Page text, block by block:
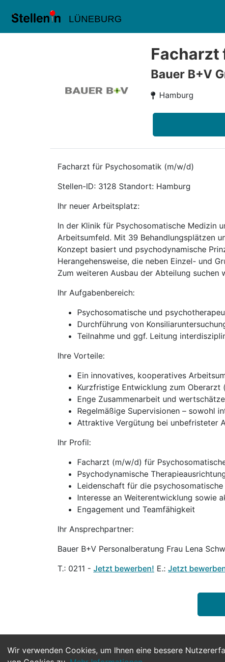
LÜNEBURG
Wir verwenden Cookies, um Ihnen eine bessere
Facharzt
Bauer B+V
Hamburg
Facharzt für Psychosomatik (m/w/d)
Stellen-ID: 3128 Standort: Hamburg
Ihr neuer Arbeitsplatz:
In der Klinik für Psychosomatische Medizin
Arbeitsumfeld. Mit 39 Behandlungsplätzen
Konzept basiert und psychodynamische
Herangehensweise, die neben Einzel- und
Zum weiteren Ausbau der Abteilung
Ihr Aufgabenbereich:
Psychosomatische und
Durchführung von
Teilnahme und ggf. Leitung
Ihre Vorteile:
Ein innovatives, kooperatives
Kurzfristige Entwicklung zum Oberarzt
Enge Zusammenarbeit und
Regelmäßige Supervisionen – sowohl
Attraktive Vergütung bei unbefristeter
Ihr Profil:
Facharzt (m/w/d) für
Psychodynamische
Leidenschaft für die
Interesse an Weiterentwicklung sowie
Engagement und Teamfähigkeit
Ihr Ansprechpartner:
Bauer B+V Personalberatung Frau Lena
T.: 0211 - Jetzt bewerben! E.: Jetzt